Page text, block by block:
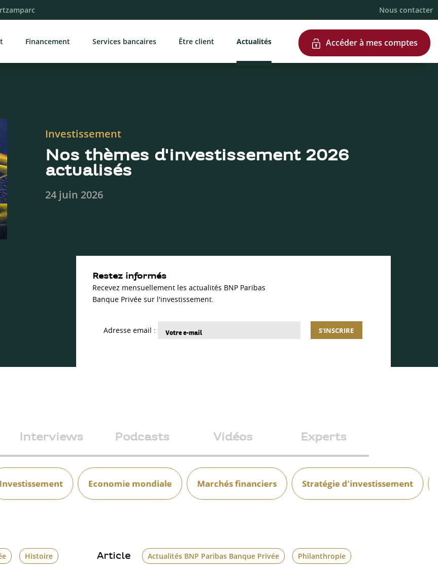
Nous contacter
Financement Services bancaires Être client Actualités Accéder à mes comptes
Investissement
Nos thèmes d'investissement 2026
actualisés
24 juin 2026
Restez informés
Recevez mensuellement les actualités BNP Paribas
Banque Privée sur l'investissement.
Adresse email : S'INSCRIRE
Interviews Podcasts Vidéos Experts
Investissement Economie mondiale Marchés financiers Stratégie d'investissement
Histoire Article Actualités BNP Paribas Banque Privée Philanthropie